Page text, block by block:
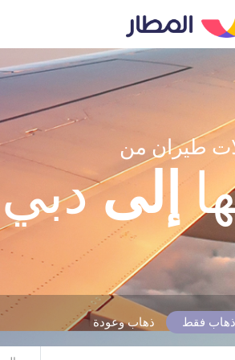
طيران من
إلىدبي
ذهاب فقط ذهاب وعودة